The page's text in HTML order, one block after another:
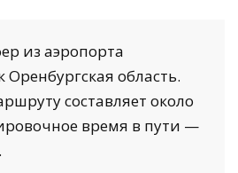
из аэропорта
Оренбургская область.
составляет около
время в пути —
.